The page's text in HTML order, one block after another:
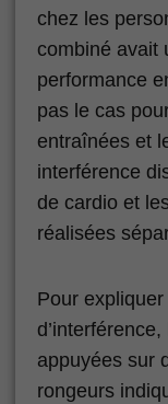
chez les
combiné avait
performance
pas le cas
entraînées et
interférence
de cardio et
réalisées
Pour
appuyées sur
rongeurs